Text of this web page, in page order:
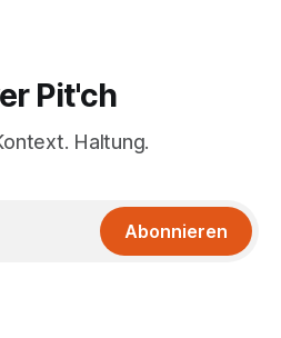
Pit'ch
Haltung.
Abonnieren